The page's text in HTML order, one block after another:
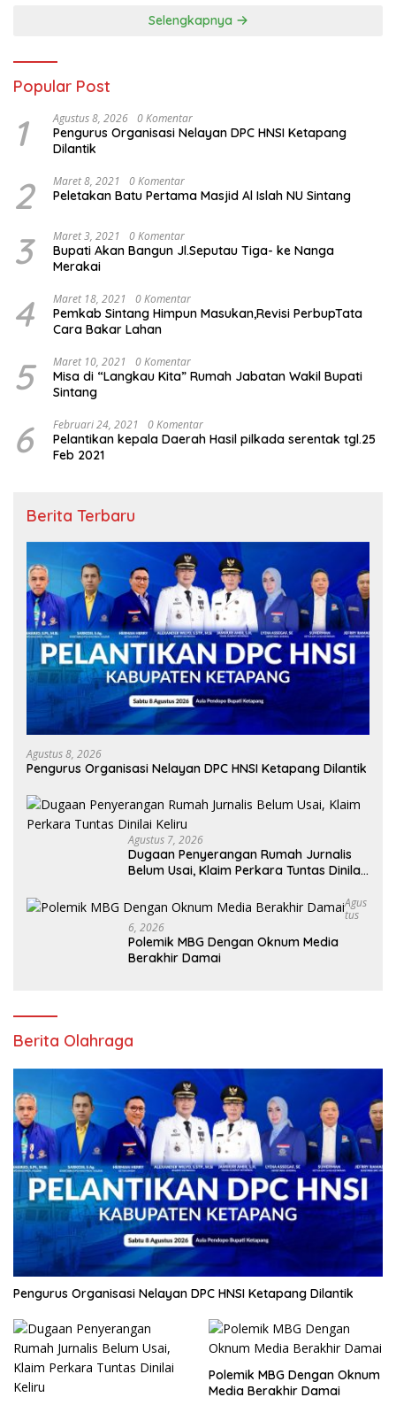
Selengkapnya
Popular Post
1 Agustus 8, 2026 0 Komentar
Pengurus Organisasi Nelayan DPC HNSI Ketapang
Dilantik
2 Maret 8, 2021 0 Komentar
Peletakan Batu Pertama Masjid Al Islah NU Sintang
3 Maret 3, 2021 0 Komentar
Bupati Akan Bangun Jl.Seputau Tiga- ke Nanga
Merakai
4 Maret 18, 2021 0 Komentar
Pemkab Sintang Himpun Masukan,Revisi PerbupTata
Cara Bakar Lahan
5 Maret 10, 2021 0 Komentar
Misa di “Langkau Kita” Rumah Jabatan Wakil Bupati
Sintang
6 Februari 24, 2021 0 Komentar
Pelantikan kepala Daerah Hasil pilkada serentak tgl.25
Feb 2021
Berita Terbaru
Agustus 8, 2026
Pengurus Organisasi Nelayan DPC HNSI Ketapang Dilantik
Agustus 7, 2026
Dugaan Penyerangan Rumah Jurnalis
Belum Usai, Klaim Perkara Tuntas Dinilai
Agus
Tus
6, 2026
Polemik MBG Dengan Oknum Media
Berakhir Damai
Berita Olahraga
Pengurus Organisasi Nelayan DPC HNSI Ketapang Dilantik
Polemik MBG Dengan Oknum
Media Berakhir Damai